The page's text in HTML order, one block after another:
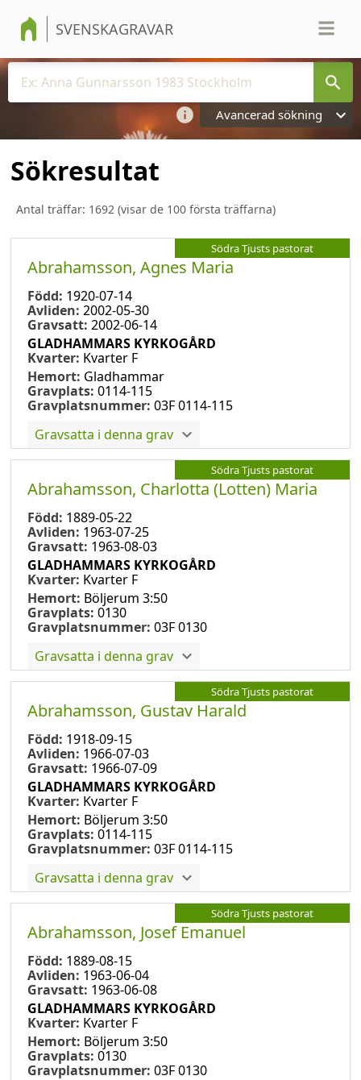
SVENSKAGRAVAR
Avancerad sökning
Sökresultat
Antal träffar: 1692 (visar de 100 första träffarna)
Södra Tjusts pastorat
Abrahamsson, Agnes Maria
Född: 1920-07-14
Avliden: 2002-05-30
Gravsatt: 2002-06-14
GLADHAMMARS KYRKOGÅRD
Kvarter: Kvarter F
Hemort: Gladhammar
Gravplats: 0114-115
Gravplatsnummer: 03F 0114-115
Gravsatta i denna grav
Södra Tjusts pastorat
Abrahamsson, Charlotta (Lotten) Maria
Född: 1889-05-22
Avliden: 1963-07-25
Gravsatt: 1963-08-03
GLADHAMMARS KYRKOGÅRD
Kvarter: Kvarter F
Hemort: Böljerum 3:50
Gravplats: 0130
Gravplatsnummer: 03F 0130
Gravsatta i denna grav
Södra Tjusts pastorat
Abrahamsson, Gustav Harald
Född: 1918-09-15
Avliden: 1966-07-03
Gravsatt: 1966-07-09
GLADHAMMARS KYRKOGÅRD
Kvarter: Kvarter F
Hemort: Böljerum 3:50
Gravplats: 0114-115
Gravplatsnummer: 03F 0114-115
Gravsatta i denna grav
Södra Tjusts pastorat
Abrahamsson, Josef Emanuel
Född: 1889-08-15
Avliden: 1963-06-04
Gravsatt: 1963-06-08
GLADHAMMARS KYRKOGÅRD
Kvarter: Kvarter F
Hemort: Böljerum 3:50
Gravplats: 0130
Gravplatsnummer: 03F 0130